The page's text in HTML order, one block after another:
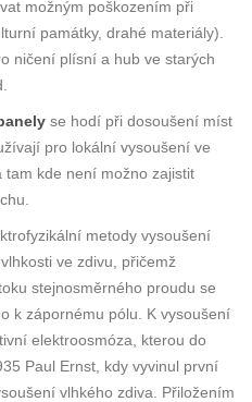
možným poškozením při
památky, drahé materiály).
ničení plísní a hub ve starých
se hodí při dosoušení míst
pro lokální vysoušení ve
kde není možno zajistit
metody vysoušení
ve zdivu, přičemž
stejnosměrného proudu se
k zápornému pólu. K vysoušení
elektroosmóza, kterou do
Paul Ernst, kdy vyvinul první
vlhkého zdiva. Přiložením